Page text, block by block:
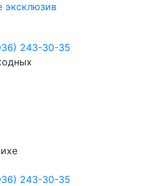
эксклюзив
243-30-35
243-30-35